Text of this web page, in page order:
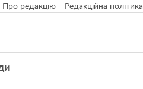
Про редакцію Редакційна політика